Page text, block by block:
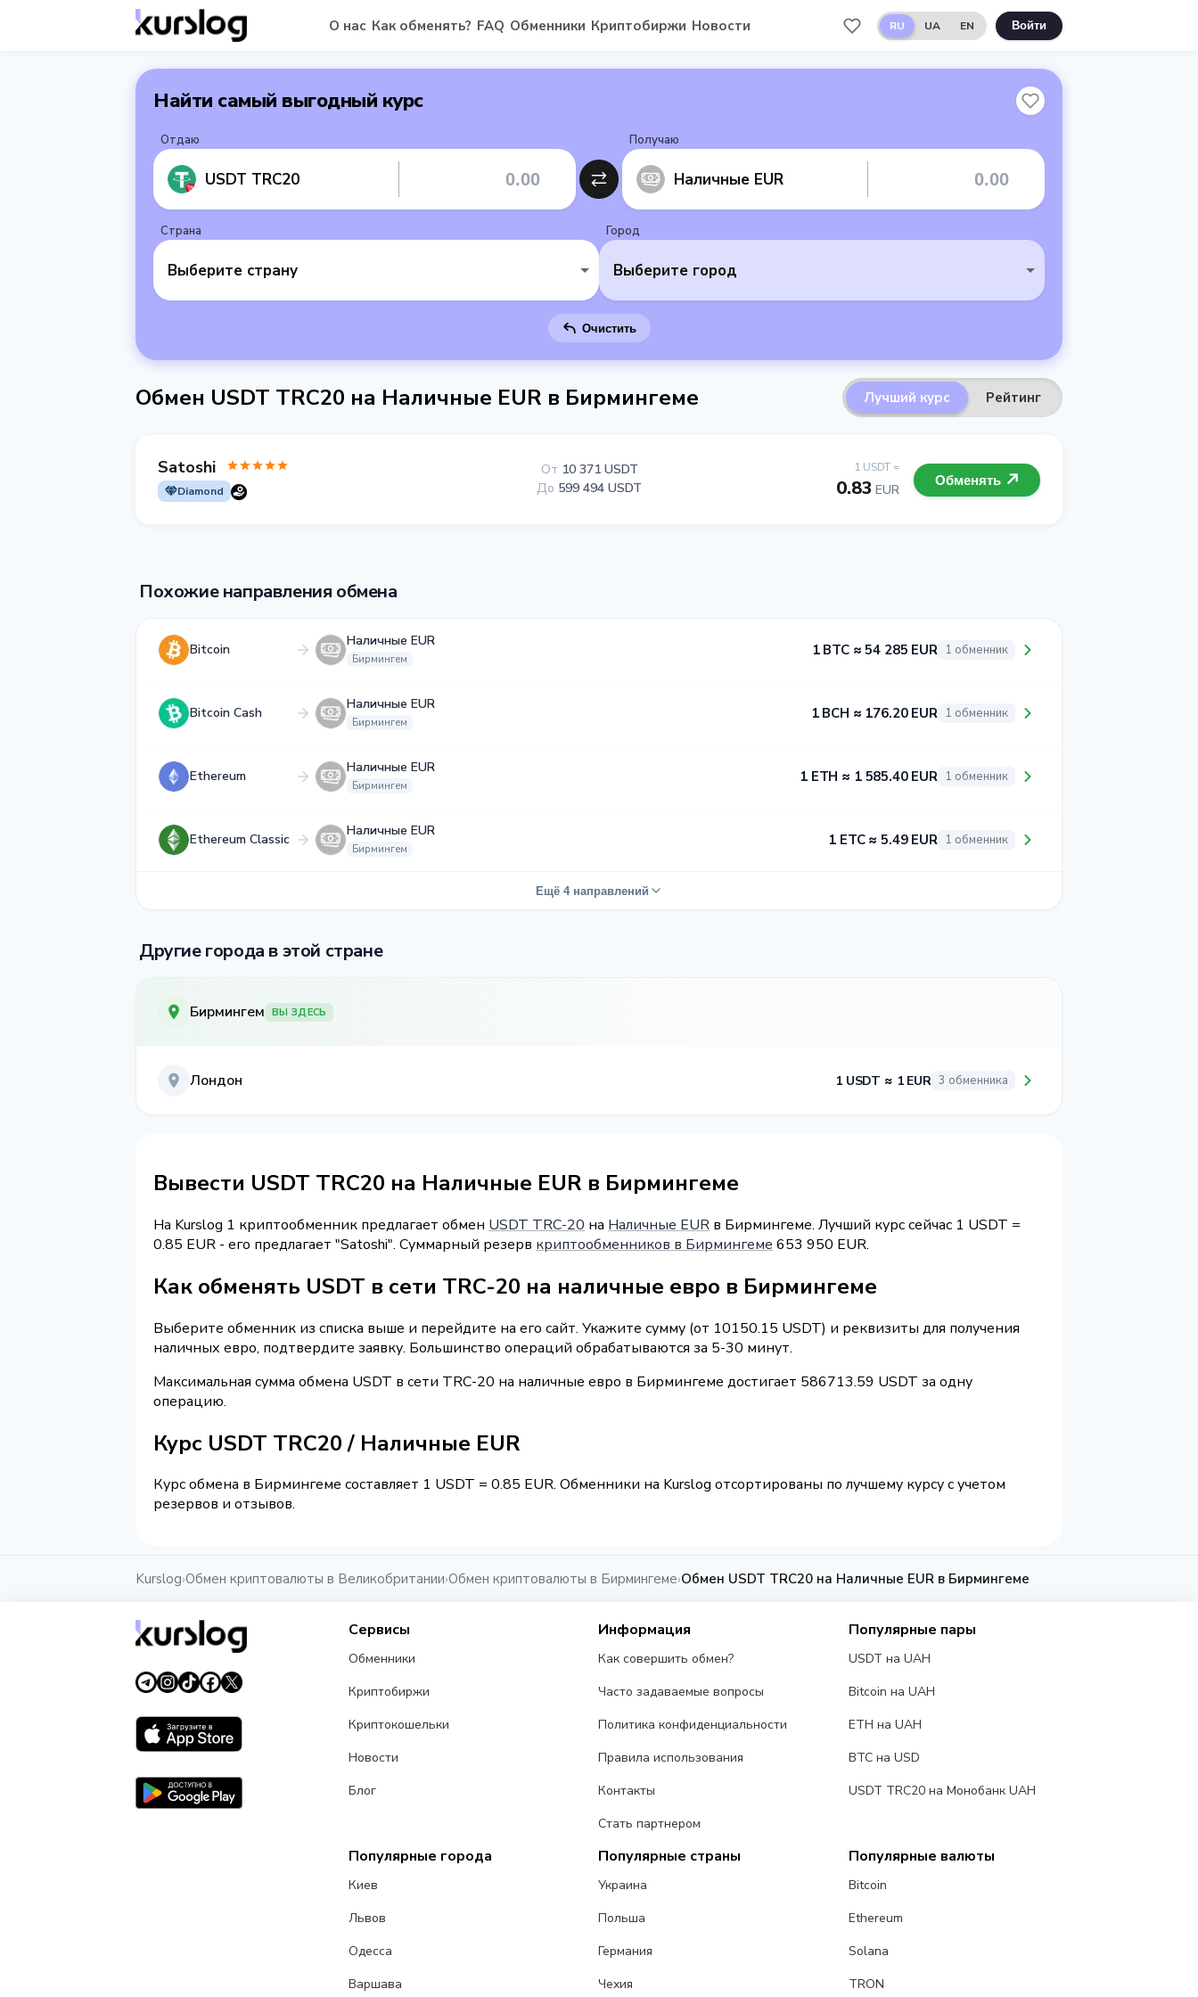
О нас Как обменять? FAQ Обменники Криптобиржи Новости RU UA EN Войти
Найти самый выгодный курс
Отдаю
USDT TRC20
Получаю
Наличные EUR
Страна
Выберите страну
Город
Выберите город
Очистить
Обмен USDT TRC20 на Наличные EUR в Бирмингеме Лучший курс Рейтинг
Satoshi
Diamond
1 USDT =
0.83 EUR
От 10 371 USDT
До 599 494 USDT Обменять
Похожие направления обмена
Bitcoin
Наличные EUR
Бирмингем
1 BTC ≈ 54 285 EUR 1 обменник
Bitcoin Cash
Наличные EUR
Бирмингем
1 BCH ≈ 176.20 EUR 1 обменник
Ethereum
Наличные EUR
Бирмингем
1 ETH ≈ 1 585.40 EUR 1 обменник
Ethereum Classic
Наличные EUR
Бирмингем
1 ETC ≈ 5.49 EUR 1 обменник
Ещё 4 направлений
Другие города в этой стране
Бирмингем ВЫ ЗДЕСЬ
Лондон 1 USDT ≈ 1 EUR 3 обменника
Вывести USDT TRC20 на Наличные EUR в Бирмингеме
На Kurslog 1 криптообменник предлагает обмен USDT TRC-20 на Наличные EUR в Бирмингеме. Лучший курс сейчас 1 USDT =
0.85 EUR - его предлагает "Satoshi". Суммарный резерв криптообменников в Бирмингеме 653 950 EUR.
Как обменять USDT в сети TRC-20 на наличные евро в Бирмингеме
Выберите обменник из списка выше и перейдите на его сайт. Укажите сумму (от 10150.15 USDT) и реквизиты для получения
наличных евро, подтвердите заявку. Большинство операций обрабатываются за 5-30 минут.
Максимальная сумма обмена USDT в сети TRC-20 на наличные евро в Бирмингеме достигает 586713.59 USDT за одну
операцию.
Курс USDT TRC20 / Наличные EUR
Курс обмена в Бирмингеме составляет 1 USDT = 0.85 EUR. Обменники на Kurslog отсортированы по лучшему курсу с учетом
резервов и отзывов.
Kurslog›Обмен криптовалюты в Великобритании›Обмен криптовалюты в Бирмингеме›Обмен USDT TRC20 на Наличные EUR в Бирмингеме
Сервисы
Обменники
Криптобиржи
Криптокошельки
Новости
Блог
Информация
Как совершить обмен?
Часто задаваемые вопросы
Политика конфиденциальности
Правила использования
Контакты
Стать партнером
Популярные пары
USDT на UAH
Bitcoin на UAH
ETH на UAH
BTC на USD
USDT TRC20 на Монобанк UAH
Популярные города
Киев
Львов
Одесса
Варшава
Популярные страны
Украина
Польша
Германия
Чехия
Популярные валюты
Bitcoin
Ethereum
Solana
TRON